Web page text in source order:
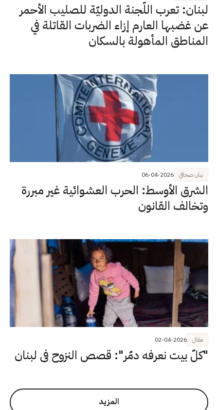
لبنان: تعرب اللّجنة الدوليّة للصليب الأحمر
عن غضبها العارم إزاء الضربات القاتلة في
المناطق المأهولة بالسكان
الشرق الأوسط: الحرب العشوائية غير مبررة
وتخالف القانون
بيان صحافي 06-04-2026
"كلّ بيت نعرفه دمّر": قصص النزوح في لبنان
مقال 02-04-2026
المزيد